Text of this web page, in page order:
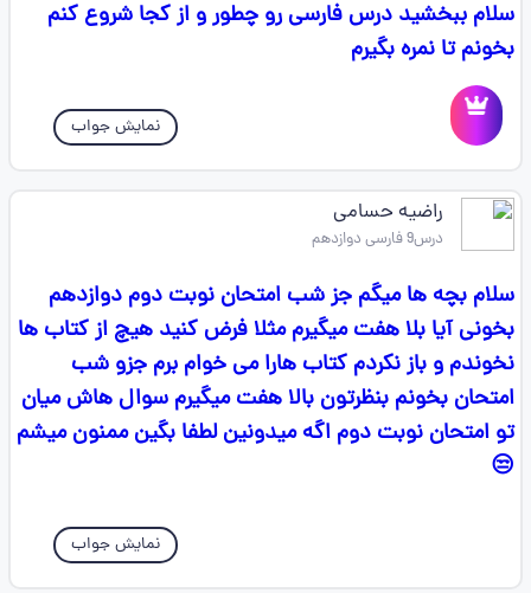
سلام ببخشید درس فارسی رو چطور و از کجا شروع کنم
بخونم تا نمره بگیرم
نمایش جواب
راضیه حسامی
درس9 فارسی دوازدهم
سلام بچه ها میگم جز شب امتحان نوبت دوم دوازدهم
بخونی آیا بلا هفت میگیرم مثلا فرض کنید هیچ از کتاب ها
نخوندم و باز نکردم کتاب هارا می خوام برم جزو شب
امتحان بخونم بنظرتون بالا هفت میگیرم سوال هاش میان
تو امتحان نوبت دوم اگه میدونین لطفا بگین ممنون میشم
😒
نمایش جواب